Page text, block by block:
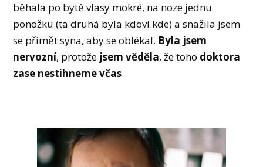
běhala po bytě vlasy mokré, na noze jednu
ponožku (ta druhá byla kdoví kde) a snažila jsem
se přimět syna, aby se oblékal. Byla jsem
nervozní, protože jsem věděla, že toho doktora
zase nestihneme včas.